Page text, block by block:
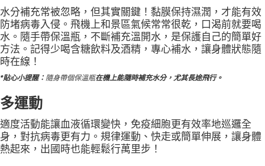
水分補充常被忽略，但其實關鍵！黏膜保持濕潤，才能有效
防堵病毒入侵。飛機上和景區氣候常常很乾，口渴前就要喝
水。隨手帶保溫瓶，不斷補充溫開水，是保護自己的簡單好
方法。記得少喝含糖飲料及酒精，專心補水，讓身體狀態隨
時在線！
*貼心小提醒： 隨身帶個保溫瓶在機上能隨時補充水分，尤其長途飛行。
多運動
適度活動能讓血液循環變快，免疫細胞更有效率地巡邏全
身，對抗病毒更有力。規律運動、快走或簡單伸展，讓身體
熱起來，出國時也能輕鬆行萬里步！